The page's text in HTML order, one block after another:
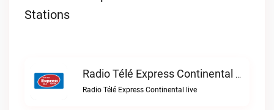
Stations
Radio Télé Express Continental Live
Radio Télé Express Continental live